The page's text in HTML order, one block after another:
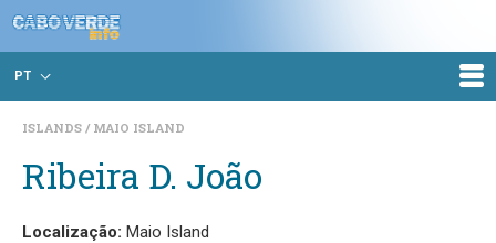
PT
ISLANDS MAIO ISLAND
Ribeira D. João
Localização: Maio Island